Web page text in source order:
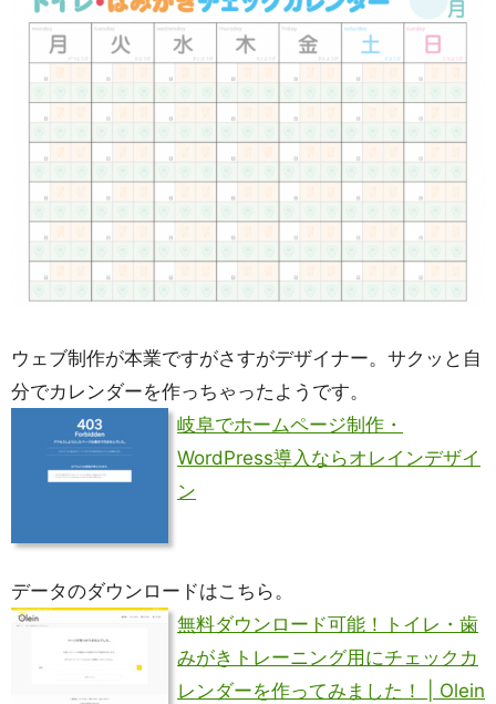
ウェブ制作が本業ですがさすがデザイナー。サクッと自
分でカレンダーを作っちゃったようです。
岐阜でホームページ制作・
WordPress導入ならオレインデザイ
ン
データのダウンロードはこちら。
無料ダウンロード可能！トイレ・歯
みがきトレーニング用にチェックカ
レンダーを作ってみました！ | Olein